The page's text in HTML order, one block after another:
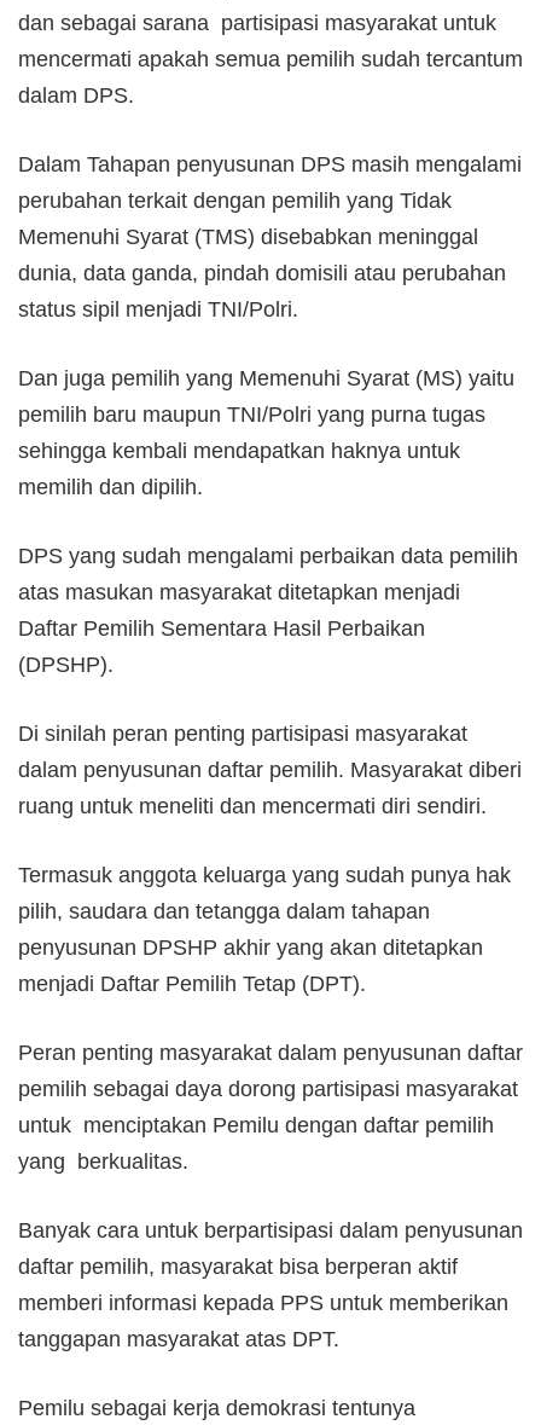
dan sebagai sarana partisipasi masyarakat untuk
mencermati apakah semua pemilih sudah tercantum
dalam DPS.
Dalam Tahapan penyusunan DPS masih mengalami
perubahan terkait dengan pemilih yang Tidak
Memenuhi Syarat (TMS) disebabkan meninggal
dunia, data ganda, pindah domisili atau perubahan
status sipil menjadi TNI/Polri.
Dan juga pemilih yang Memenuhi Syarat (MS) yaitu
pemilih baru maupun TNI/Polri yang purna tugas
sehingga kembali mendapatkan haknya untuk
memilih dan dipilih.
DPS yang sudah mengalami perbaikan data pemilih
atas masukan masyarakat ditetapkan menjadi
Daftar Pemilih Sementara Hasil Perbaikan
(DPSHP).
Di sinilah peran penting partisipasi masyarakat
dalam penyusunan daftar pemilih. Masyarakat diberi
ruang untuk meneliti dan mencermati diri sendiri.
Termasuk anggota keluarga yang sudah punya hak
pilih, saudara dan tetangga dalam tahapan
penyusunan DPSHP akhir yang akan ditetapkan
menjadi Daftar Pemilih Tetap (DPT).
Peran penting masyarakat dalam penyusunan daftar
pemilih sebagai daya dorong partisipasi masyarakat
untuk menciptakan Pemilu dengan daftar pemilih
yang berkualitas.
Banyak cara untuk berpartisipasi dalam penyusunan
daftar pemilih, masyarakat bisa berperan aktif
memberi informasi kepada PPS untuk memberikan
tanggapan masyarakat atas DPT.
Pemilu sebagai kerja demokrasi tentunya